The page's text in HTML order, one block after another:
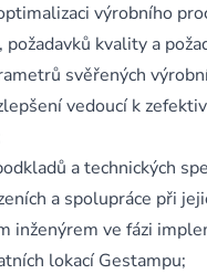
výrobního
kvality a
svěřených
vedoucí k
a technických
a spolupráce při
inženýrem ve fázi
lokací Gestampu;